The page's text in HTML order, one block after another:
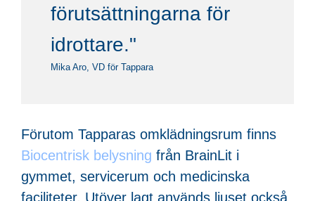
förutsättningarna för
idrottare."
Mika Aro, VD för Tappara
Förutom Tapparas omklädningsrum finns
Biocentrisk belysning från BrainLit i
gymmet, servicerum och medicinska
faciliteter. Utöver lagt används ljuset också